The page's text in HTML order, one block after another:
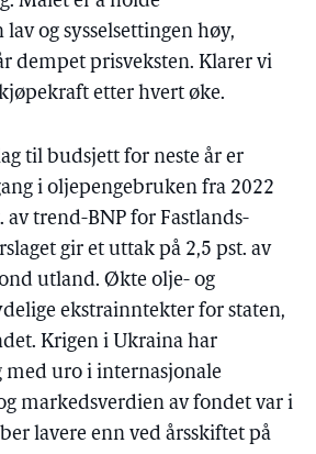
og sysselsettingen høy,
dempet prisveksten. Klarer vi
etter hvert øke.
til budsjett for neste år er
i oljepengebruken fra 2022
av trend-BNP for Fastlands-
gir et uttak på 2,5 pst. av
utland. Økte olje- og
ekstrainntekter for staten,
Krigen i Ukraina har
uro i internasjonale
markedsverdien av fondet var i
lavere enn ved årsskiftet på